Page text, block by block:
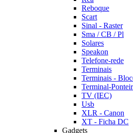
Reboque
Scart
Sinal - Raster
Sma / CB / Pl
Solares
Speakon
Telefone-rede
Terminais
Terminais -
Terminal-
TV (IEC)
Usb
XLR - Canon
XT - Ficha DC
Gadgets